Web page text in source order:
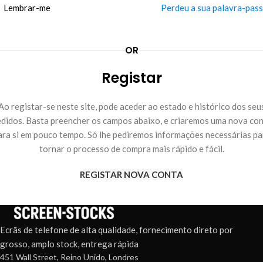
Perdeu a sua palavra-
Lembrar-me
OR
Registar
registar-se neste site, pode aceder ao estado e histórico dos
Basta preencher os campos abaixo, e criaremos uma nova
si em pouco tempo. Só lhe pediremos informações necessárias
tornar o processo de compra mais rápido e fácil.
REGISTAR NOVA CONTA
Ecrãs de telefone de alta qualidade, fornecimento direto por
grosso, amplo stock, entrega rápida
451 Wall Street, Reino Unido, Londres